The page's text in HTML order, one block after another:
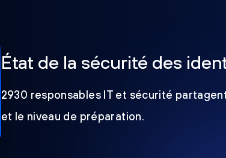
État de la sécurité des
2930 responsables IT et sécurité
et le niveau de préparation.